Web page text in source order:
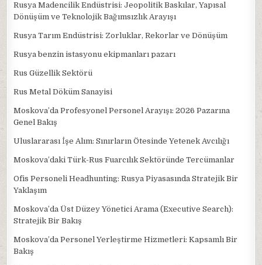
Rusya Madencilik Endüstrisi: Jeopolitik Baskılar, Yapısal
Dönüşüm ve Teknolojik Bağımsızlık Arayışı
Rusya Tarım Endüstrisi: Zorluklar, Rekorlar ve Dönüşüm
Rusya benzin istasyonu ekipmanları pazarı
Rus Güzellik Sektörü
Rus Metal Döküm Sanayisi
Moskova’da Profesyonel Personel Arayışı: 2026 Pazarına
Genel Bakış
Uluslararası İşe Alım: Sınırların Ötesinde Yetenek Avcılığı
Moskova’daki Türk-Rus Fuarcılık Sektöründe Tercümanlar
Ofis Personeli Headhunting: Rusya Piyasasında Stratejik Bir
Yaklaşım
Moskova’da Üst Düzey Yönetici Arama (Executive Search):
Stratejik Bir Bakış
Moskova’da Personel Yerleştirme Hizmetleri: Kapsamlı Bir
Bakış